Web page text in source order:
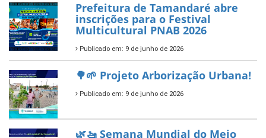
Prefeitura de Tamandaré abre
inscrições para o Festival
Multicultural PNAB 2026
Publicado em: 9 de junho de 2026
🌳🌱 Projeto Arborização Urbana!
Publicado em: 9 de junho de 2026
🌿🚤 Semana Mundial do Meio